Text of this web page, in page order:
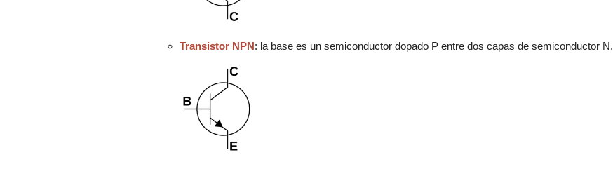
Transistor NPN: la base es un semiconductor dopado P entre dos capas de semiconductor N.